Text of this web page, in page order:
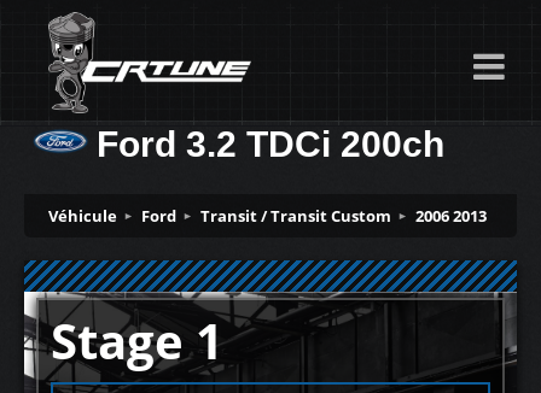
Ford 3.2 TDCi 200ch
Véhicule Ford Transit / Transit Custom 2006 2013
Stage 1